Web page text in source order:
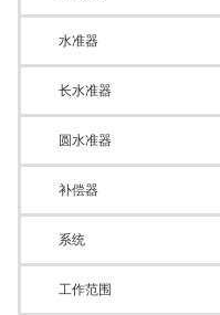
水准器
长水准器
圆水准器
补偿器
系统
工作范围